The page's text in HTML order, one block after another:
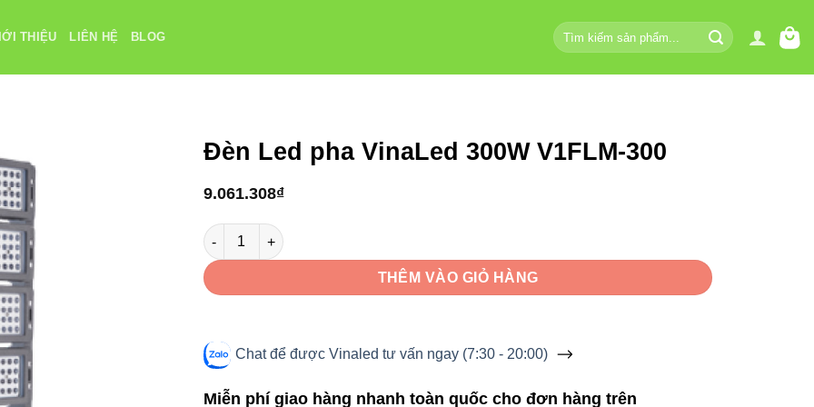
THIỆU LIÊN HỆ BLOG
Tìm
kiếm:
Đèn Led pha VinaLed 300W V1FLM-300
9.061.308₫
Đèn Led pha VinaLed 300W V1FLM-300 số lượng
THÊM VÀO GIỎ HÀNG
Chat để được Vinaled tư vấn ngay (7:30 - 20:00)
Miễn phí giao hàng nhanh toàn quốc cho đơn hàng trên